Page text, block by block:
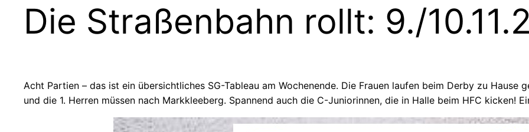
Die Straßenbahn rollt: 9./
Acht Partien – das ist ein übersichtliches SG-Tableau am Wochenende. Die Frauen laufen beim Derby zu Hause
und die 1. Herren müssen nach Markkleeberg. Spannend auch die C-Juniorinnen, die in Halle beim HFC kicken!